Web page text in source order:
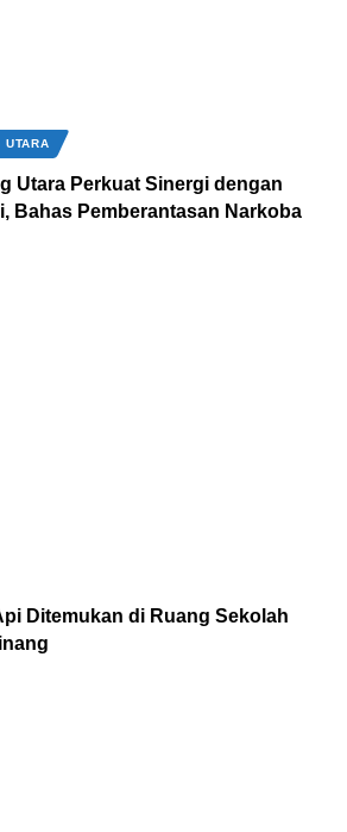
UTARA
Utara Perkuat Sinergi dengan
Bahas Pemberantasan Narkoba
Ditemukan di Ruang Sekolah